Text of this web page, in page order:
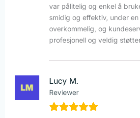
var pålitelig og enkel å
smidig og effektiv, under
overkommelig, og
profesjonell og veldig
Lucy M.
Reviewer